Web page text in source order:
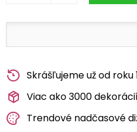
Skrášľujeme už od roku
Viac ako 3000
Trendové nadčasové